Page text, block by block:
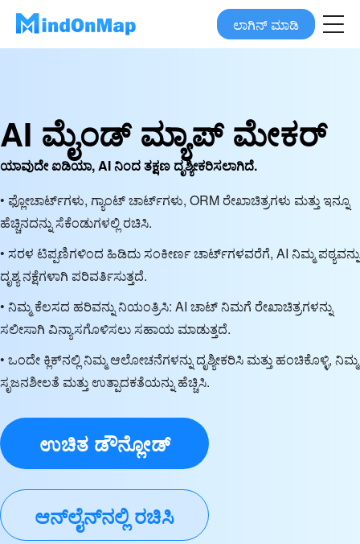
ಲಾಗಿನ್ ಮಾಡಿ
AI ಮೈಂಡ್ ಮ್ಯಾಪ್ ಮೇಕರ್
ಯಾವುದೇ ಐಡಿಯಾ, AI ನಿಂದ ತಕ್ಷಣ ದೃಶ್ಯೀಕರಿಸಲಾಗಿದೆ.
• ಫ್ಲೋಚಾರ್ಟ್‌ಗಳು, ಗ್ಯಾಂಟ್ ಚಾರ್ಟ್‌ಗಳು, ORM ರೇಖಾಚಿತ್ರಗಳು ಮತ್ತು ಇನ್ನೂ
ಹೆಚ್ಚಿನದನ್ನು ಸೆಕೆಂಡುಗಳಲ್ಲಿ ರಚಿಸಿ.
• ಸರಳ ಟಿಪ್ಪಣಿಗಳಿಂದ ಹಿಡಿದು ಸಂಕೀರ್ಣ ಚಾರ್ಟ್‌ಗಳವರೆಗೆ, AI ನಿಮ್ಮ ಪಠ್ಯವನ್ನು
ದೃಶ್ಯ ನಕ್ಷೆಗಳಾಗಿ ಪರಿವರ್ತಿಸುತ್ತದೆ.
• ನಿಮ್ಮ ಕೆಲಸದ ಹರಿವನ್ನು ನಿಯಂತ್ರಿಸಿ: AI ಚಾಟ್ ನಿಮಗೆ ರೇಖಾಚಿತ್ರಗಳನ್ನು
ಸಲೀಸಾಗಿ ವಿನ್ಯಾಸಗೊಳಿಸಲು ಸಹಾಯ ಮಾಡುತ್ತದೆ.
• ಒಂದೇ ಕ್ಲಿಕ್‌ನಲ್ಲಿ ನಿಮ್ಮ ಆಲೋಚನೆಗಳನ್ನು ದೃಶ್ಯೀಕರಿಸಿ ಮತ್ತು ಹಂಚಿಕೊಳ್ಳಿ, ನಿಮ್ಮ
ಸೃಜನಶೀಲತೆ ಮತ್ತು ಉತ್ಪಾದಕತೆಯನ್ನು ಹೆಚ್ಚಿಸಿ.
ಉಚಿತ ಡೌನ್ಲೋಡ್
ಆನ್‌ಲೈನ್‌ನಲ್ಲಿ ರಚಿಸಿ